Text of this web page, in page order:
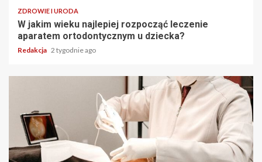
ZDROWIE I URODA
W jakim wieku najlepiej rozpocząć leczenie
aparatem ortodontycznym u dziecka?
Redakcja 2 tygodnie ago